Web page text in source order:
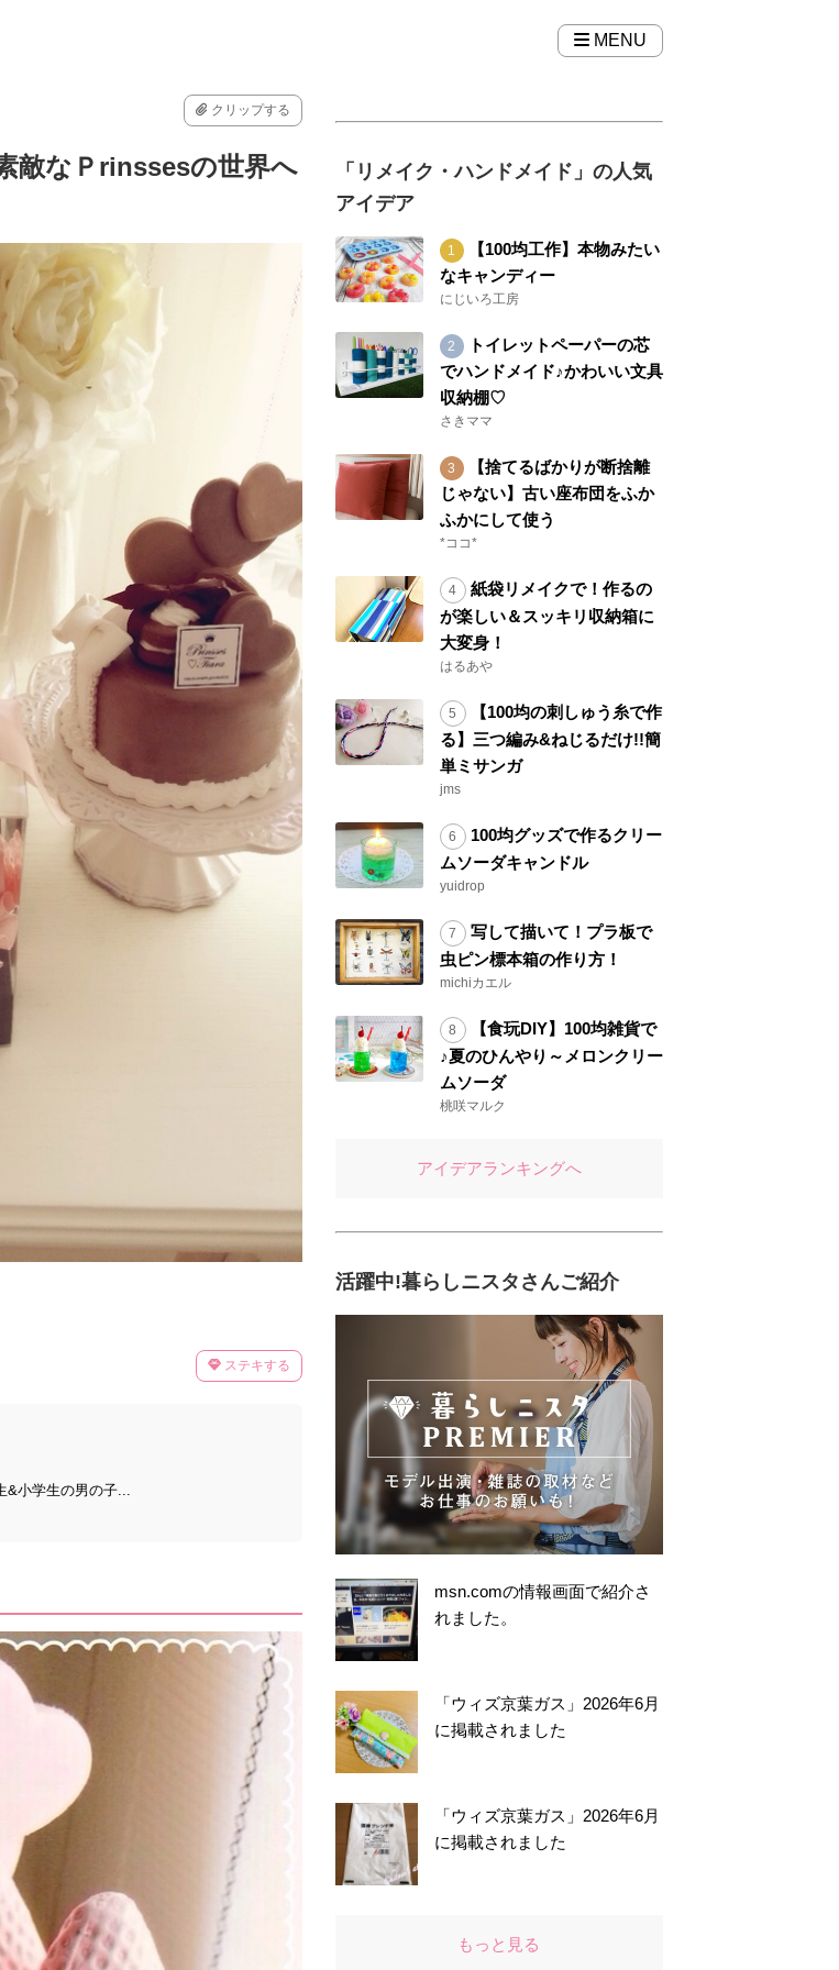
MENU
クリップする
敵なＰrinssesの世界へ
ステキする
&小学生の男の子...
「リメイク・ハンドメイド」の人気
アイデア
【100均工作】本物みたい
なキャンディー
にじいろ工房
トイレットペーパーの芯
でハンドメイド♪かわいい文具
収納棚♡
さきママ
【捨てるばかりが断捨離
じゃない】古い座布団をふか
ふかにして使う
*ココ*
紙袋リメイクで！作るの
が楽しい＆スッキリ収納箱に
大変身！
はるあや
【100均の刺しゅう糸で作
る】三つ編み&ねじるだけ!!簡
単ミサンガ
jms
100均グッズで作るクリー
ムソーダキャンドル
yuidrop
写して描いて！プラ板で
虫ピン標本箱の作り方！
michiカエル
【食玩DIY】100均雑貨で
♪夏のひんやり～メロンクリー
ムソーダ
桃咲マルク
アイデアランキングへ
活躍中!暮らしニスタさんご紹介
msn.comの情報画面で紹介さ
れました。
「ウィズ京葉ガス」2026年6月
に掲載されました
「ウィズ京葉ガス」2026年6月
に掲載されました
もっと見る